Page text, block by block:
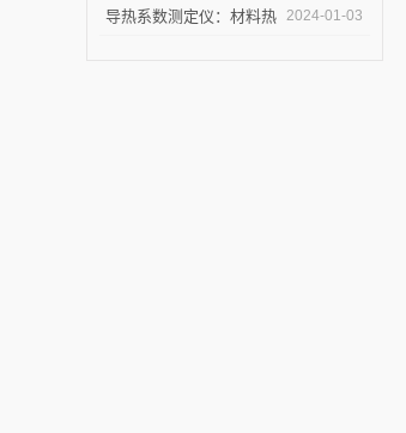
试完毕紧急发货
导热系数测定仪：材料热 2024-01-03